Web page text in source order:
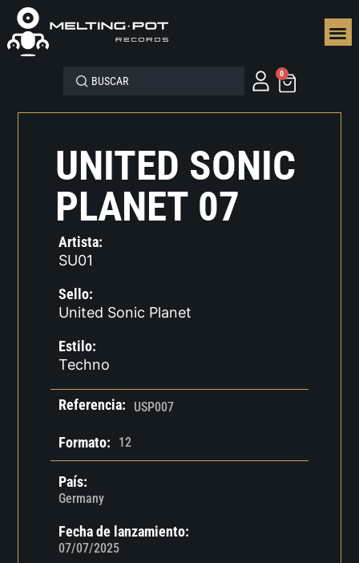
0
UNITED SONIC
PLANET 07
Artista:
SU01
Sello:
United Sonic Planet
Estilo:
Techno
Referencia: USP007
Formato: 12
País:
Germany
Fecha de lanzamiento:
07/07/2025